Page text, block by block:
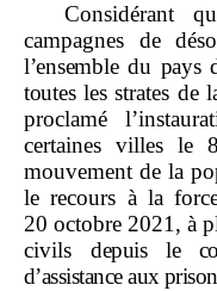
Considérant
campagnes de
l’ensemble du pays
toutesles strates de
proclamé
certaines villes le
mouvement de la
le recours à la
20 octobre 2021, à
civilsdepuis le
d’assistance aux